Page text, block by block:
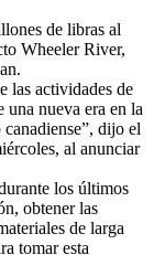
de libras al
Wheeler River,
las actividades de
nueva era en la
dijo el
al anunciar
los últimos
obtener las
de larga
tomar esta